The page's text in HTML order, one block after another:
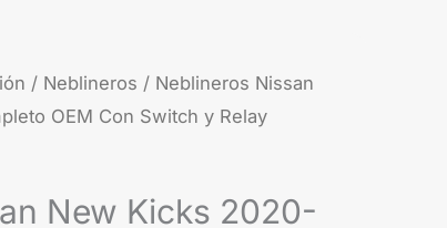
/ Neblineros / Neblineros Nissan
OEM Con Switch y Relay
New Kicks 2020-